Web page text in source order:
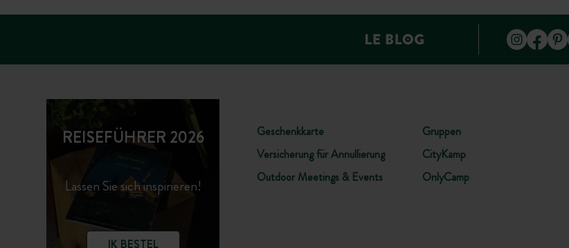
REISEFÜHRER 2026
Lassen Sie sich inspirieren!
IK BESTEL
Geschenkkarte
Versicherung für Annullierung
Outdoor Meetings & Events
Gruppen
CityKamp
OnlyCamp